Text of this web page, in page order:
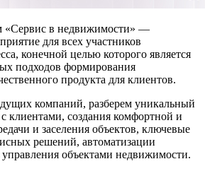
«Сервис в недвижимости» —
для всех участников
конечной целью которого является
подходов формирования
продукта для клиентов.
компаний, разберем уникальный
клиентами, создания комфортной и
и заселения объектов, ключевые
решений, автоматизации
объектами недвижимости.